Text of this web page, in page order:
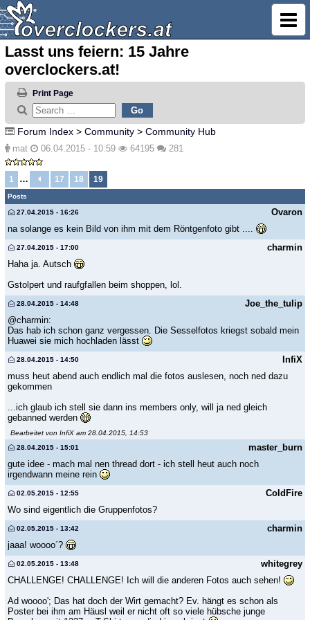
Lasst uns feiern: 15 Jahre
overclockers.at!
Print Page
Forum Index > Community > Community Hub
mat 06.04.2015 - 10:59 64195 281
1 … 17 18 19
Posts
Ovaron
27.04.2015 - 16:26
na solange es kein Bild von ihm mit dem Röntgenfoto gibt ....
charmin
27.04.2015 - 17:00
Haha ja. Autsch
Gstolpert und raufgfallen beim shoppen, lol.
Joe_the_tulip
28.04.2015 - 14:48
@charmin:
Das hab ich schon ganz vergessen. Die Sesselfotos kriegst sobald mein
Huawei sie mich hochladen lässt
InfiX
28.04.2015 - 14:50
muss heut abend auch endlich mal die fotos auslesen, noch ned dazu
gekommen
...ich glaub ich stell sie dann ins members only, will ja ned gleich
gebanned werden
Bearbeitet von InfiX am 28.04.2015, 14:53
master_burn
28.04.2015 - 15:01
gute idee - mach mal nen thread dort - ich stell heut auch noch
irgendwann meine rein
ColdFire
02.05.2015 - 12:55
Wo sind eigentlich die Gruppenfotos?
charmin
02.05.2015 - 13:42
jaaa! woooo´?
whitegrey
02.05.2015 - 13:48
CHALLENGE! CHALLENGE! Ich will die anderen Fotos auch sehen!
Ad woooo'; Das hat doch der Wirt gemacht? Ev. hängt es schon als
Poster bei ihm am Häusl weil er nicht oft so viele hübsche junge